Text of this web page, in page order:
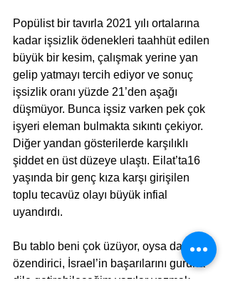
Popülist bir tavırla 2021 yılı ortalarına
kadar işsizlik ödenekleri taahhüt edilen
büyük bir kesim, çalışmak yerine yan
gelip yatmayı tercih ediyor ve sonuç
işsizlik oranı yüzde 21’den aşağı
düşmüyor. Bunca işsiz varken pek çok
işyeri eleman bulmakta sıkıntı çekiyor.
Diğer yandan gösterilerde karşılıklı
şiddet en üst düzeye ulaştı. Eilat’ta16
yaşında bir genç kıza karşı girişilen
toplu tecavüz olayı büyük infial
uyandırdı.
Bu tablo beni çok üzüyor, oysa daha
özendirici, İsrael’in başarılarını gururla
dile getirebileceğim yazılar yazmak